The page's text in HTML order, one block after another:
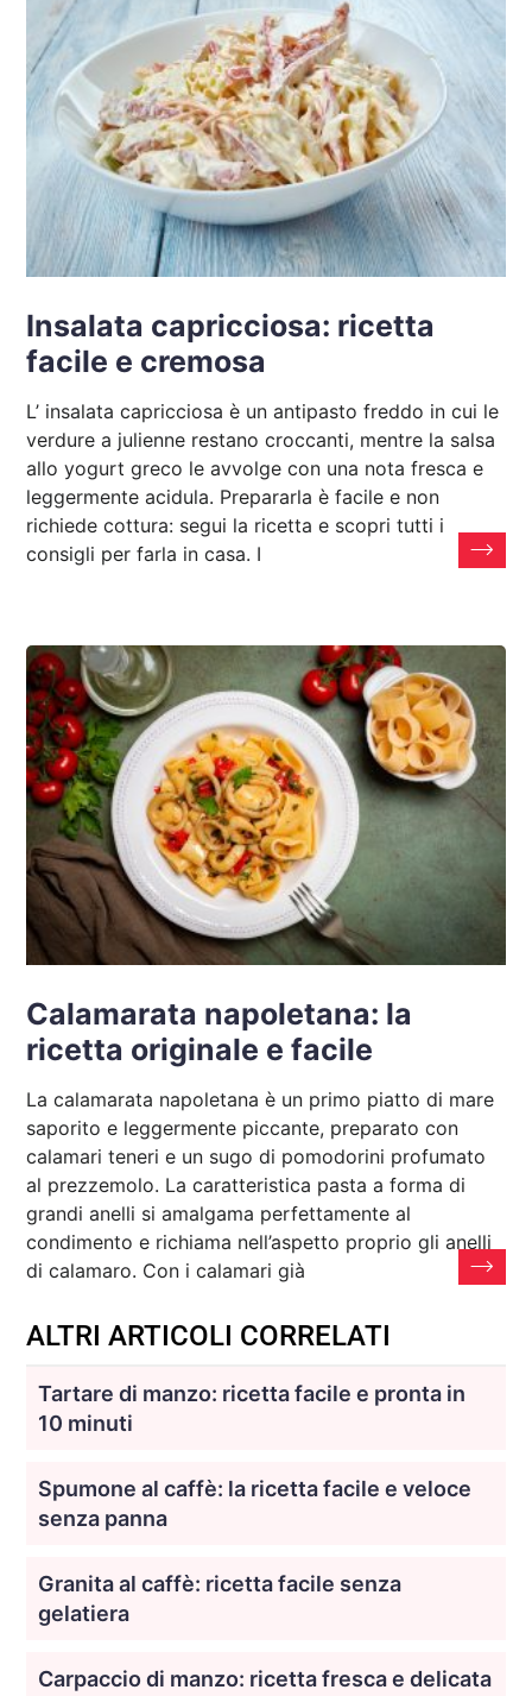
Insalata capricciosa: ricetta
facile e cremosa
L’ insalata capricciosa è un antipasto freddo in cui le
verdure a julienne restano croccanti, mentre la salsa
allo yogurt greco le avvolge con una nota fresca e
leggermente acidula. Prepararla è facile e non
richiede cottura: segui la ricetta e scopri tutti i
consigli per farla in casa. I
Calamarata napoletana: la
ricetta originale e facile
La calamarata napoletana è un primo piatto di mare
saporito e leggermente piccante, preparato con
calamari teneri e un sugo di pomodorini profumato
al prezzemolo. La caratteristica pasta a forma di
grandi anelli si amalgama perfettamente al
condimento e richiama nell’aspetto proprio gli anelli
di calamaro. Con i calamari già
ALTRI ARTICOLI CORRELATI
Tartare di manzo: ricetta facile e pronta in
10 minuti
Spumone al caffè: la ricetta facile e veloce
senza panna
Granita al caffè: ricetta facile senza
gelatiera
Carpaccio di manzo: ricetta fresca e delicata